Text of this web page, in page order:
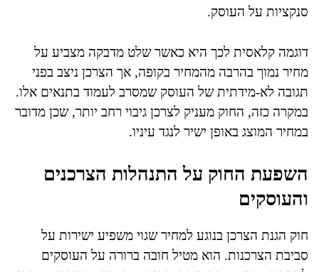
סנקציות על העוסק.
דוגמה קלאסית לכך היא כאשר שלט מדבקה מצביע על
מחיר נמוך בהרבה מהמחיר בקופה, אך הצרכן ניצב בפני
תגובה לא-מידתית של העוסק שמסרב לעמוד בתנאים אלו.
במקרה כזה, החוק מעניק לצרכן גיבוי רחב יותר, שכן מדובר
במחיר המוצג באופן ישיר לנגד עיניו.
השפעת החוק על התנהלות הצרכנים
והעוסקים
חוק הגנת הצרכן בנוגע למחיר שגוי משפיע ישירות על
סביבת הצרכנות. הוא מטיל חובה ברורה על העוסקים